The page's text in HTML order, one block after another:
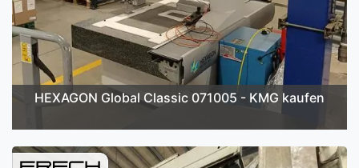
HEXAGON Global Classic 071005 - KMG kaufen